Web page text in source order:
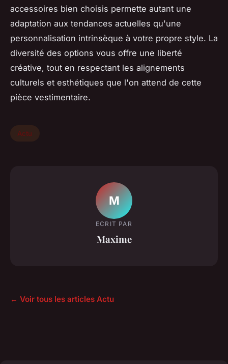
accessoires bien choisis permette autant une
adaptation aux tendances actuelles qu'une
personnalisation intrinsèque à votre propre style. La
diversité des options vous offre une liberté
créative, tout en respectant les alignements
culturels et esthétiques que l'on attend de cette
pièce vestimentaire.
Actu
M
ECRIT PAR
Maxime
← Voir tous les articles Actu